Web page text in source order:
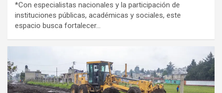
*Con especialistas nacionales y la participación de
instituciones públicas, académicas y sociales, este
espacio busca fortalecer…